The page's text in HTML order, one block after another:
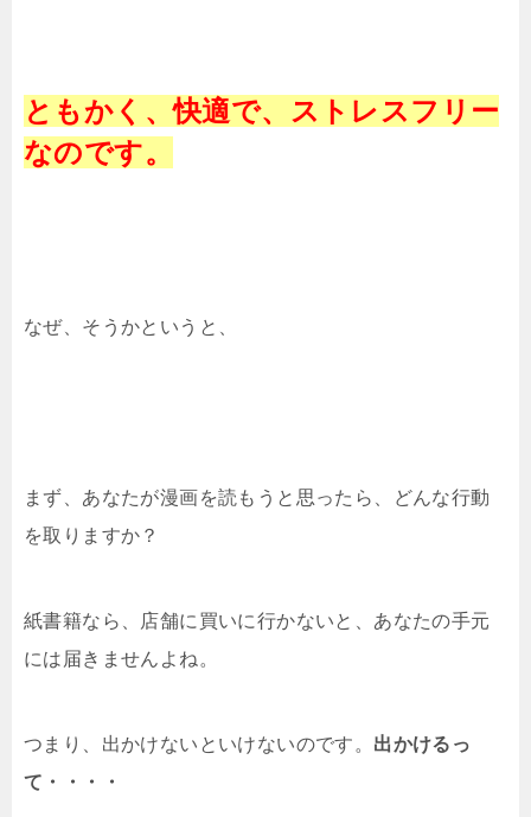
ともかく、快適で、ストレスフリー
なのです。
なぜ、そうかというと、
まず、あなたが漫画を読もうと思ったら、どんな行動
を取りますか？
紙書籍なら、店舗に買いに行かないと、あなたの手元
には届きませんよね。
つまり、出かけないといけないのです。 出かけるっ
て・・・・